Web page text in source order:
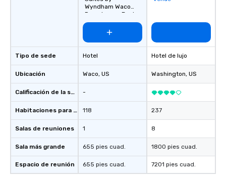
seamlessly from
Tipo de sede
Ubicación
Calificación de la sede
Habitaciones para huéspedes
Salas de reuniones
Sala más grande
Espacio de reunión
Wyndham Waco
Downtown - Baylor
Hotel
Waco, US
-
118
1
655 pies cuad.
655 pies cuad.
Hotel de lujo
Washington, US
237
8
1800 pies cuad.
7201 pies cuad.